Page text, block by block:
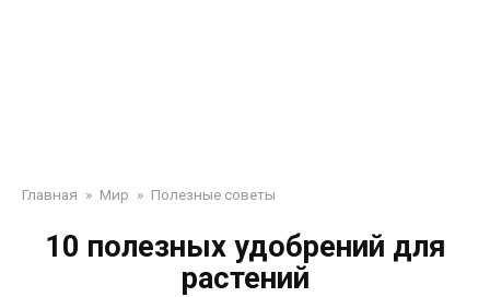
Главная » Мир » Полезные советы
10 полезных удобрений для
растений